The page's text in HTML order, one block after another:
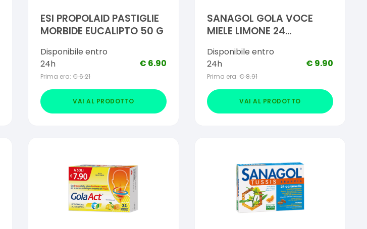
ESI PROPOLAID PASTIGLIE
MORBIDE EUCALIPTO 50 G
Disponibile entro
24h
Prima era: €6.21
€ 6.90
VAI AL PRODOTTO
SANAGOL GOLA VOCE
MIELE LIMONE 24
Disponibile entro
24h
Prima era: €8.91
€ 9.90
VAI AL PRODOTTO